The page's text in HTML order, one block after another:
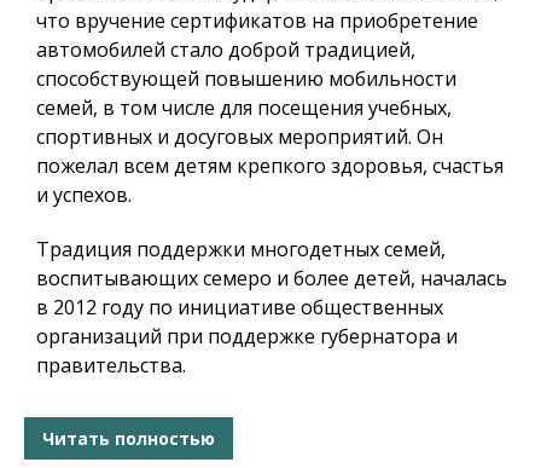
что вручение сертификатов на приобретение
автомобилей стало доброй традицией,
способствующей повышению мобильности
семей, в том числе для посещения учебных,
спортивных и досуговых мероприятий. Он
пожелал всем детям крепкого здоровья, счастья
и успехов.
Традиция поддержки многодетных семей,
воспитывающих семеро и более детей, началась
в 2012 году по инициативе общественных
организаций при поддержке губернатора и
правительства.
Читать полностью